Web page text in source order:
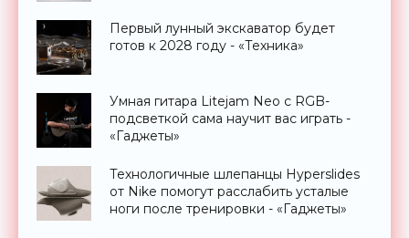
Первый лунный экскаватор будет
готов к 2028 году - «Техника»
Умная гитара Litejam Neo с RGB-
подсветкой сама научит вас играть -
«Гаджеты»
Технологичные шлепанцы Hyperslides
от Nike помогут расслабить усталые
ноги после тренировки - «Гаджеты»